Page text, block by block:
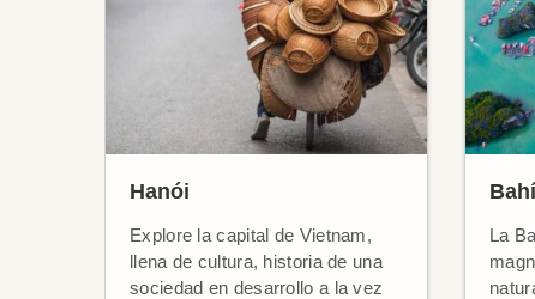
Hanói
Explore la capital de Vietnam,
llena de cultura, historia de una
sociedad en desarrollo a la vez
La